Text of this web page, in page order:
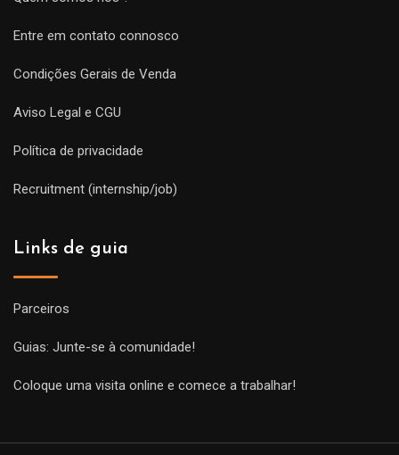
Entre em contato connosco
Condições Gerais de Venda
Aviso Legal e CGU
Política de privacidade
Recruitment (internship/job)
Links de guia
Parceiros
Guias: Junte-se à comunidade!
Coloque uma visita online e comece a trabalhar!